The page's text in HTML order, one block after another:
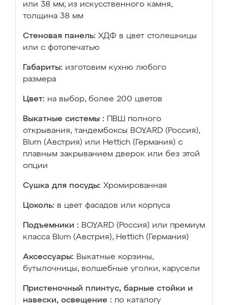
или 38 мм; из искусственного камня,
толщина 38 мм
Стеновая панель: ХДФ в цвет столешницы
или с фотопечатью
Габариты: изготовим кухню любого
размера
Цвет: на выбор, более 200 цветов
Выкатные системы :
ПВШ полного
открывания, тандембоксы BOYARD (Россия),
Blum (Австрия) или Hettich (Германия) с
плавным закрыванием дверок или без этой
опции
Сушка для посуды: Хромированная
Цоколь: в цвет фасадов или корпуса
Подъемники : BOYARD (Россия) или премиум
класса Blum (Австрия), Hettich (Германия)
Аксессуары: Выкатные корзины,
бутылочницы, волшебные уголки, карусели
Пристеночный плинтус, барные стойки и
навески, освещение : по каталогу